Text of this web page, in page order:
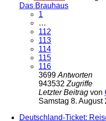
Das Brauhaus
1
…
112
113
114
115
116
3699 Antworten
943532 Zugriffe
Letzter Beitrag von
Samstag 8. August
Deutschland-Ticket: